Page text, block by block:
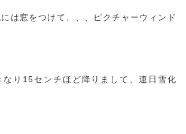
は窓をつけて、、、ピクチャーウィンド
なり15センチほど降りまして、連日雪化